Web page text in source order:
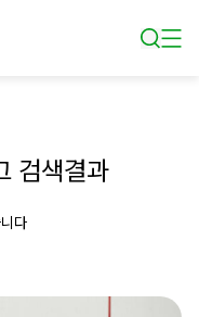
검색결과
다